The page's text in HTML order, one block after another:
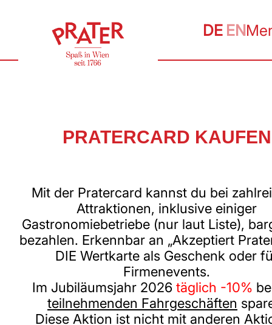
DE EN
PRATERCARD KAUFEN
Mit der Pratercard kannst du bei
Attraktionen, inklusive einiger
Gastronomiebetriebe (nur laut Liste),
bezahlen. Erkennbar an „Akzeptiert
DIE Wertkarte als Geschenk oder
Firmenevents.
Im Jubiläumsjahr 2026täglich -10%
teilnehmenden Fahrgeschäften
Diese Aktion ist nicht mit anderen